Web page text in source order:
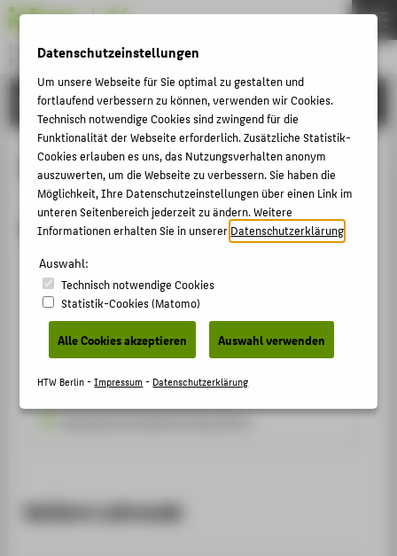
Bachelor
BETRIEBSWIRTSCHAFTSLEHRE
Menu
PERSONEN
Betriebliche Steuerlehre
Modulbeauftragter
Prof. Dr.-Ing. Helmuth Wilke
+49 30 5019-2368
Helmuth.Wilke@HTW-Berlin.de
Weitere Lehrende
THEMEN
STUDIUM
BEWERBUNG
KARRIERE
PERSONEN
ZENTRALE SEITEN
PORTALE
BERATUNG & SERVICE
Datenschutzeinstellungen
Um unsere Webseite für Sie optimal zu gestalten und
fortlaufend verbessern zu können, verwenden wir Cookies.
Technisch notwendige Cookies sind zwingend für die
Funktionalität der Webseite erforderlich. Zusätzliche Statistik-
Cookies erlauben es uns, das Nutzungsverhalten anonym
auszuwerten, um die Webseite zu verbessern. Sie haben die
Möglichkeit, Ihre Datenschutzeinstellungen über einen Link im
unteren Seitenbereich jederzeit zu ändern. Weitere
Informationen erhalten Sie in unsererDatenschutzerklärung
Auswahl:
Technisch notwendige Cookies
Statistik-Cookies (Matomo)
Alle Cookies akzeptieren Auswahl verwenden
HTW Berlin -Impressum- Datenschutzerklärung